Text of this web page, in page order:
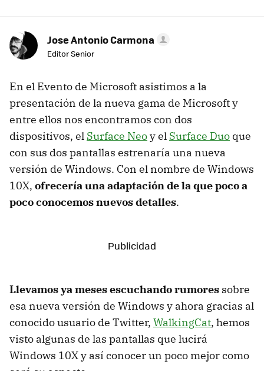
Jose Antonio Carmona
Editor Senior
En el Evento de Microsoft asistimos a la
presentación de la nueva gama de Microsoft y
entre ellos nos encontramos con dos
dispositivos, el Surface Neoy el Surface Duo que
con sus dos pantallas estrenaría una nueva
versión de Windows. Con el nombre de Windows
10X, ofrecería una adaptación de la que poco a
poco conocemos nuevos detalles.
Llevamos ya meses escuchando rumores sobre
esa nueva versión de Windows y ahora gracias al
conocido usuario de Twitter, WalkingCat, hemos
visto algunas de las pantallas que lucirá
Windows 10X y así conocer un poco mejor como